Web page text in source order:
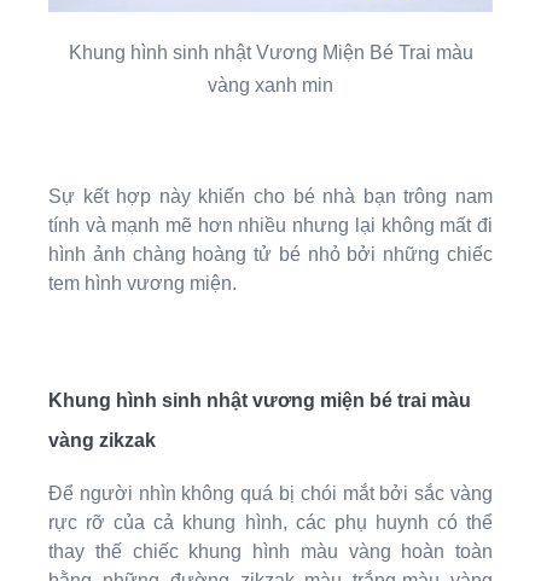
Khung hình sinh nhật Vương Miện Bé Trai màu
vàng xanh min
Sự kết hợp này khiến cho bé nhà bạn trông nam
tính và mạnh mẽ hơn nhiều nhưng lại không mất đi
hình ảnh chàng hoàng tử bé nhỏ bởi những chiếc
tem hình vương miện.
Khung hình sinh nhật vương miện bé trai màu
vàng zikzak
Để người nhìn không quá bị chói mắt bởi sắc vàng
rực rỡ của cả khung hình, các phụ huynh có thể
thay thế chiếc khung hình màu vàng hoàn toàn